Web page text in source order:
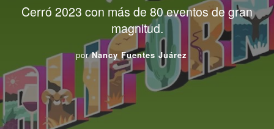
Cerró 2023 con más de 80 eventos de gran
magnitud.
por Nancy Fuentes Juárez